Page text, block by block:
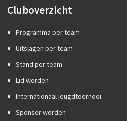
Cluboverzicht
Programma per team
Uitslagen per team
Stand per team
Lid worden
Internationaal jeugdtoernooi
Sponsor worden